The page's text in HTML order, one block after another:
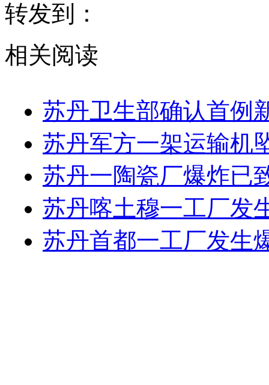
转发到：
相关阅读
苏丹卫生部确认首例
苏丹军方一架运输机
苏丹一陶瓷厂爆炸已
苏丹喀土穆一工厂发
苏丹首都一工厂发生